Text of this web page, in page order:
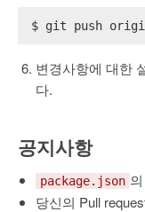
$ git push
변경사항에 대한
다.
공지사항
package.json
당신의 Pull